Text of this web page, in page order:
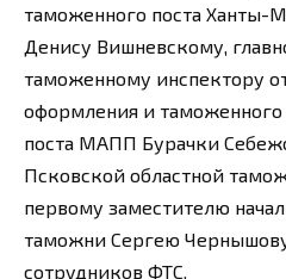
таможенного поста Ханты-
Денису Вишневскому,
таможенному инспектору
оформления и
поста МАПП Бурачки
Псковской областной
первому заместителю
таможни Сергею
сотрудников ФТС.